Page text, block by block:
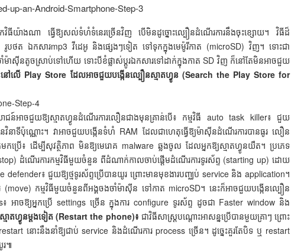
យ៉ាងណា ធ្វើឱ្យសល់ទំហំទំនេរច្រើនវិញ បើមិនដូច្នោះល្បឿនដំណើរការនឹងចុះខ្សោយ។ វិធីដ៏
រូបថត ឯកសារmp3 វីដេអូ និងផ្សេងៗទៀត ទៅទុកក្នុងមេម៉ូរីកាត (microSD) វិញ។ ទោះជា
ាស៊ីនតូចស្រាប់ទៅហើយ ទោះបីខំផ្លាស់ប្ដូរឯកសារទៅដាក់ក្នុងកាត SD វិញ ក៏នៅតែមិនអាចជួយ
ន៍នៅលើ Play Store ដែលអាចជួយបង្កើនល្បឿនស្មាតហ្វូន (Search the Play Store for
យោជន៍អាចជួយឱ្យស្មាតហ្វូនដំណើរការលឿនជាងមុនគ្រាន់បើ៖ កម្មវិធី auto task killer៖ ជួយ
វិនាទីប៉ុណ្ណោះ។ វាអាចជួយបង្កើនទំហំ RAM ដែលជាហេតុធ្វើឱ្យម៉ាស៊ីនដំណើរការបានធូរ លឿន
រើ៖ ដើម្បីសុវត្ថិភាព មិនឱ្យមេរោគ malware ឆ្លងចូល ដែលអ្នកឱ្យស្មាតហ្វូនយឺត។ ប្រភេទ
ដំណើរការកម្មវិធីមួយចំនួន ពីដំណាក់កាលចាប់ផ្ដើមដំណើរការទូរស័ព្ទ (starting up) ដោយ
defender៖ ជួយឱ្យថ្មទូរស័ព្ទប្រើបានយូរ ព្រោះមានមុខងារបញ្ឈប់ service និង application។
(move) កម្មវិធីមួយចំនួនពីអង្គចងចាំម៉ាស៊ីន ទៅកាត microSD។ នេះក៏អាចជួយបង្កើនល្បឿន
៖ អាចឱ្យអ្នកប្រើ settings ច្រើន ក្នុងការ configure ទូរស័ព្ទ ដូចជា Faster window និង
ស្មាតហ្វូនម្ដងទៀត (Restart the phone)៖ជាវិធីសាស្ត្របណ្ដោះអាសន្នប្រើបានមួយគ្រាៗ ព្រោះ
នោះនឹងនាំឱ្យជាប់ service និងដំណើរការ process ច្រើន។ ដូច្នេះគួរតែបិទ ឬ restart
៕